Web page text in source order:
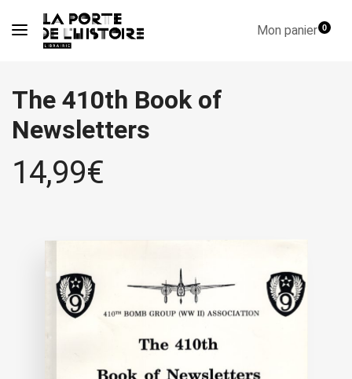
Mon panier0
The 410th Book of
Newsletters
14,99€